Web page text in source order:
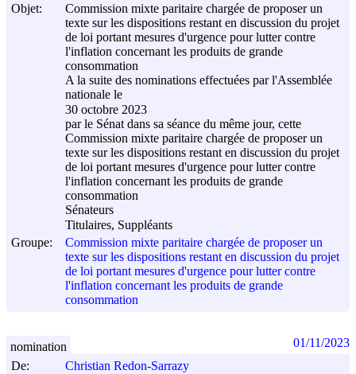
Objet:
Commission mixte paritaire chargée de proposer un
texte sur les dispositions restant en discussion du projet
de loi portant mesures d'urgence pour lutter contre
l'inflation concernant les produits de grande
consommation
A la suite des nominations effectuées par l'Assemblée
nationale le
30 octobre 2023
par le Sénat dans sa séance du même jour, cette
Commission mixte paritaire chargée de proposer un
texte sur les dispositions restant en discussion du projet
de loi portant mesures d'urgence pour lutter contre
l'inflation concernant les produits de grande
consommation
Sénateurs
Titulaires, Suppléants
Groupe:
Commission mixte paritaire chargée de proposer un
texte sur les dispositions restant en discussion du projet
de loi portant mesures d'urgence pour lutter contre
l'inflation concernant les produits de grande
consommation
De:
Christian Redon-Sarrazy
nomination 01/11/2023